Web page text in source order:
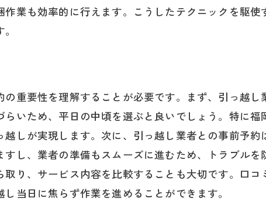
業も効率的に行えます。こうしたテクニックを駆使
重要性を理解することが必要です。まず、引っ越し
いため、平日の中頃を選ぶと良いでしょう。特に福
しが実現します。次に、引っ越し業者との事前予約
し、業者の準備もスムーズに進むため、トラブルを
り、サービス内容を比較することも大切です。口コ
当日に焦らず作業を進めることができます。